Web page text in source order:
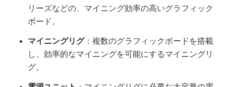
リーズなどの、マイニング効率の高いグラフィック
ボード。
マイニングリグ：複数のグラフィックボードを搭載
し、効率的なマイニングを可能にするマイニングリ
グ。